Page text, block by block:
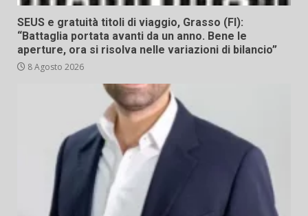
SEUS e gratuità titoli di viaggio, Grasso (FI):
“Battaglia portata avanti da un anno. Bene le
aperture, ora si risolva nelle variazioni di bilancio”
8 Agosto 2026